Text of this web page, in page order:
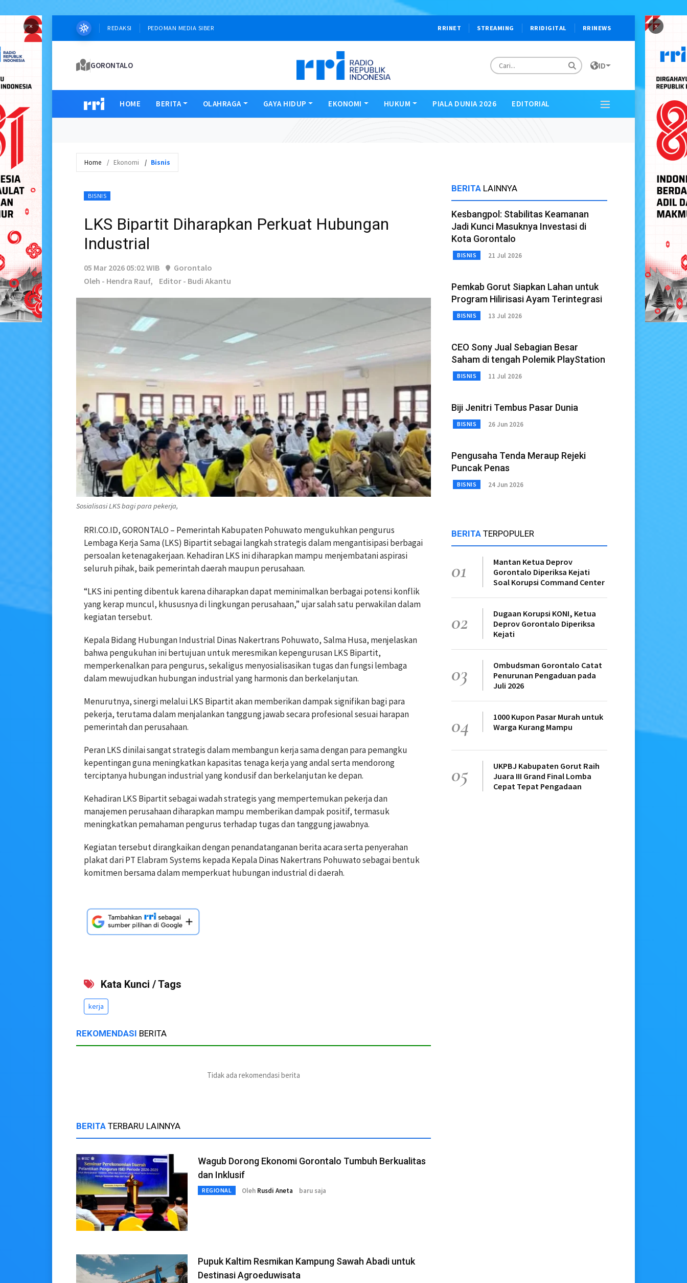
× ×
REDAKSI PEDOMAN MEDIA SIBER RRINET STREAMING RRIDIGITAL RRINEWS
GORONTALO ID
HOME BERITA OLAHRAGA GAYA HIDUP EKONOMI HUKUM PIALA DUNIA 2026 EDITORIAL
Home Ekonomi Bisnis
BISNIS
LKS Bipartit Diharapkan Perkuat Hubungan
Industrial
05 Mar 2026 05:02 WIB
Gorontalo
Oleh - Hendra Rauf,
Editor - Budi Akantu
Sosialisasi LKS bagi para pekerja,
RRI.CO.ID, GORONTALO – Pemerintah Kabupaten Pohuwato mengukuhkan pengurus
Lembaga Kerja Sama (LKS) Bipartit sebagai langkah strategis dalam mengantisipasi berbagai
persoalan ketenagakerjaan. Kehadiran LKS ini diharapkan mampu menjembatani aspirasi
seluruh pihak, baik pemerintah daerah maupun perusahaan.
“LKS ini penting dibentuk karena diharapkan dapat meminimalkan berbagai potensi konflik
yang kerap muncul, khususnya di lingkungan perusahaan,” ujar salah satu perwakilan dalam
kegiatan tersebut.
Kepala Bidang Hubungan Industrial Dinas Nakertrans Pohuwato, Salma Husa, menjelaskan
bahwa pengukuhan ini bertujuan untuk meresmikan kepengurusan LKS Bipartit,
memperkenalkan para pengurus, sekaligus menyosialisasikan tugas dan fungsi lembaga
dalam mewujudkan hubungan industrial yang harmonis dan berkelanjutan.
Menurutnya, sinergi melalui LKS Bipartit akan memberikan dampak signifikan bagi para
pekerja, terutama dalam menjalankan tanggung jawab secara profesional sesuai harapan
pemerintah dan perusahaan.
Peran LKS dinilai sangat strategis dalam membangun kerja sama dengan para pemangku
kepentingan guna meningkatkan kapasitas tenaga kerja yang andal serta mendorong
terciptanya hubungan industrial yang kondusif dan berkelanjutan ke depan.
Kehadiran LKS Bipartit sebagai wadah strategis yang mempertemukan pekerja dan
manajemen perusahaan diharapkan mampu memberikan dampak positif, termasuk
meningkatkan pemahaman pengurus terhadap tugas dan tanggung jawabnya.
Kegiatan tersebut dirangkaikan dengan penandatanganan berita acara serta penyerahan
plakat dari PT Elabram Systems kepada Kepala Dinas Nakertrans Pohuwato sebagai bentuk
komitmen bersama dalam memperkuat hubungan industrial di daerah.
Kata Kunci / Tags
kerja
REKOMENDASI BERITA
Tidak ada rekomendasi berita
BERITA TERBARU LAINNYA
Wagub Dorong Ekonomi Gorontalo Tumbuh Berkualitas
dan Inklusif
REGIONAL Oleh Rusdi Aneta baru saja
Pupuk Kaltim Resmikan Kampung Sawah Abadi untuk
Destinasi Agroeduwisata
BERITA LAINNYA
Kesbangpol: Stabilitas Keamanan
Jadi Kunci Masuknya Investasi di
Kota Gorontalo
BISNIS 21 Jul 2026
Pemkab Gorut Siapkan Lahan untuk
Program Hilirisasi Ayam Terintegrasi
BISNIS 13 Jul 2026
CEO Sony Jual Sebagian Besar
Saham di tengah Polemik PlayStation
BISNIS 11 Jul 2026
Biji Jenitri Tembus Pasar Dunia
BISNIS 26 Jun 2026
Pengusaha Tenda Meraup Rejeki
Puncak Penas
BISNIS 24 Jun 2026
BERITA TERPOPULER
01
Mantan Ketua Deprov
Gorontalo Diperiksa Kejati
Soal Korupsi Command Center
02
Dugaan Korupsi KONI, Ketua
Deprov Gorontalo Diperiksa
Kejati
03
Ombudsman Gorontalo Catat
Penurunan Pengaduan pada
Juli 2026
04
1000 Kupon Pasar Murah untuk
Warga Kurang Mampu
05
UKPBJ Kabupaten Gorut Raih
Juara III Grand Final Lomba
Cepat Tepat Pengadaan